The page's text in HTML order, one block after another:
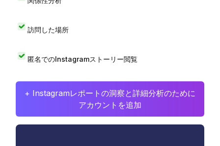
訪問した場所
匿名でのInstagramストーリー閲覧
+ Instagramレポートの洞察と詳細分析のために
アカウントを追加